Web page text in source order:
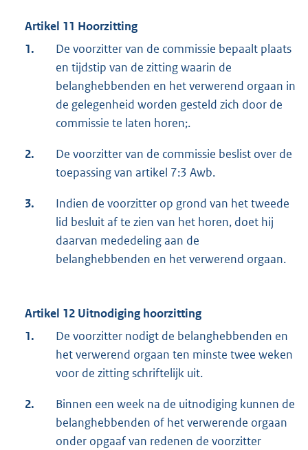
Artikel 11 Hoorzitting
1.
De voorzitter van de commissie bepaalt plaats
en tijdstip van de zitting waarin de
belanghebbenden en het verwerend orgaan in
de gelegenheid worden gesteld zich door de
commissie te laten horen;.
2.
De voorzitter van de commissie beslist over de
toepassing van artikel 7:3 Awb.
3.
Indien de voorzitter op grond van het tweede
lid besluit af te zien van het horen, doet hij
daarvan mededeling aan de
belanghebbenden en het verwerend orgaan.
Artikel 12 Uitnodiging hoorzitting
1.
De voorzitter nodigt de belanghebbenden en
het verwerend orgaan ten minste twee weken
voor de zitting schriftelijk uit.
2.
Binnen een week na de uitnodiging kunnen de
belanghebbenden of het verwerende orgaan
onder opgaaf van redenen de voorzitter